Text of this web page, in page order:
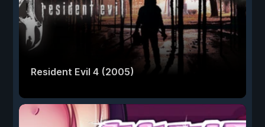
Resident Evil 4 (2005)